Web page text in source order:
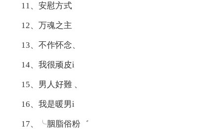
11、安慰方式
12、万魂之主
13、不作怀念、
14、我很顽皮i
15、男人好難 、
16、我是暖男i
17、╰胭脂俗粉゛